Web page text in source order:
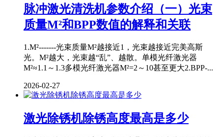
脉冲激光清洗机参数介绍（一）光束
质量M²和BPP数值的解释和关联
1.M²-------光束质量M²越接近1，光束越接近完美高斯
光。M²越大，光束越“乱”、越散。单模光纤激光器
M²≈1.1～1.3多模光纤激光器M²=2～10甚至更大2.BPP-...
2026-02-27
激光除锈机除锈高度最高是多少